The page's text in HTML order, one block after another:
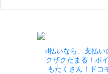
d払いなら、支払
クザクたまる！ポ
もたくさん！ドコ